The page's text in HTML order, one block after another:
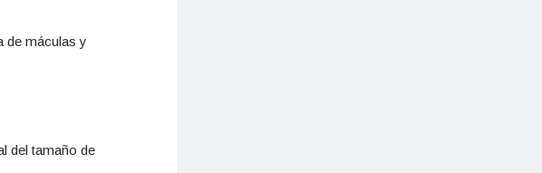
de máculas y
del tamaño de